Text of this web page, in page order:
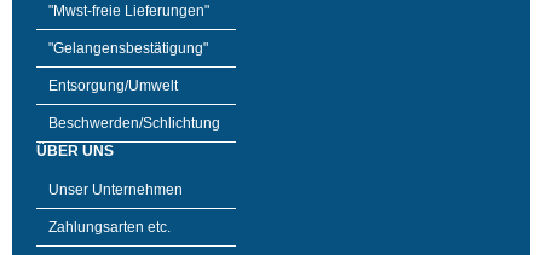
"Mwst-freie Lieferungen"
"Gelangensbestätigung"
Entsorgung/Umwelt
Beschwerden/Schlichtung
ÜBER UNS
Unser Unternehmen
Zahlungsarten etc.